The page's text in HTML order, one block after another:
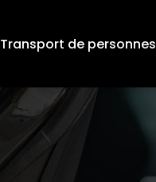
Transport de personnes